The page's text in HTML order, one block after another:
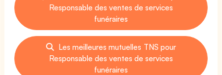
Responsable des ventes de services
funéraires
Les meilleures mutuelles TNS pour
Responsable des ventes de services
funéraires